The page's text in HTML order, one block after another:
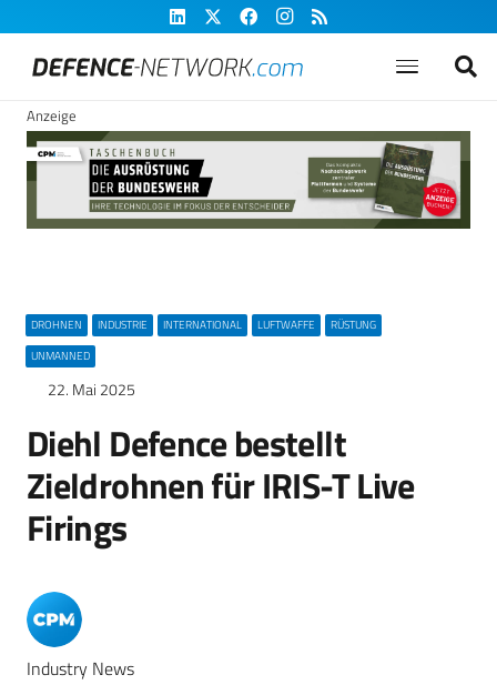
Anzeige
DROHNEN INDUSTRIE INTERNATIONAL LUFTWAFFE
RÜSTUNG
UNMANNED
22. Mai 2025
Diehl Defence bestellt
Zieldrohnen für IRIS-T Live
Firings
Industry News